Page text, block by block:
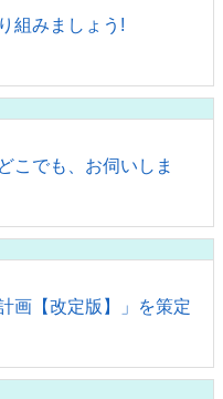
組みましょう!
こでも、お伺いしま
画【改定版】」を策定